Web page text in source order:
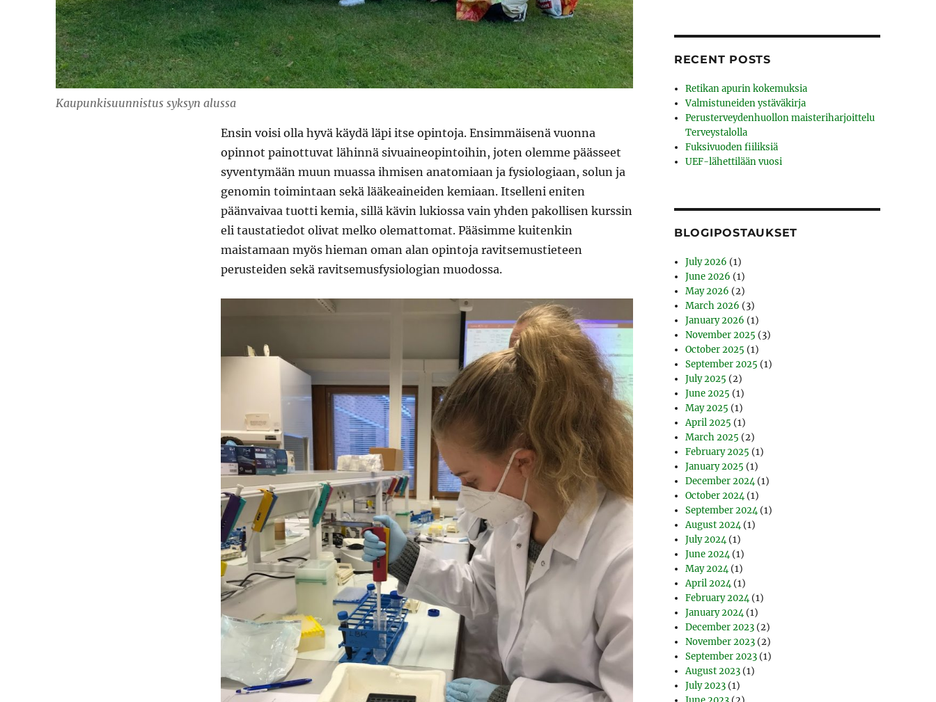
Kaupunkisuunnistus syksyn alussa
Ensin voisi olla hyvä käydä läpi itse opintoja. Ensimmäisenä vuonna
opinnot painottuvat lähinnä sivuaineopintoihin, joten olemme päässeet
syventymään muun muassa ihmisen anatomiaan ja fysiologiaan, solun ja
genomin toimintaan sekä lääkeaineiden kemiaan. Itselleni eniten
päänvaivaa tuotti kemia, sillä kävin lukiossa vain yhden pakollisen kurssin
eli taustatiedot olivat melko olemattomat. Pääsimme kuitenkin
maistamaan myös hieman oman alan opintoja ravitsemustieteen
perusteiden sekä ravitsemusfysiologian muodossa.
RECENT POSTS
Retikan apurin kokemuksia
Valmistuneiden ystäväkirja
Perusterveydenhuollon maisteriharjoittelu
Terveystalolla
Fuksivuoden fiiliksiä
UEF-lähettilään vuosi
BLOGIPOSTAUKSET
July 2026 (1)
June 2026 (1)
May 2026 (2)
March 2026 (3)
January 2026 (1)
November 2025 (3)
October 2025 (1)
September 2025 (1)
July 2025 (2)
June 2025 (1)
May 2025 (1)
April 2025 (1)
March 2025 (2)
February 2025 (1)
January 2025 (1)
December 2024(1)
October 2024(1)
September 2024(1)
August 2024(1)
July 2024(1)
June 2024(1)
May 2024(1)
April 2024(1)
February 2024(1)
January 2024(1)
December 2023 (2)
November 2023 (2)
September 2023 (1)
August 2023 (1)
July 2023 (1)